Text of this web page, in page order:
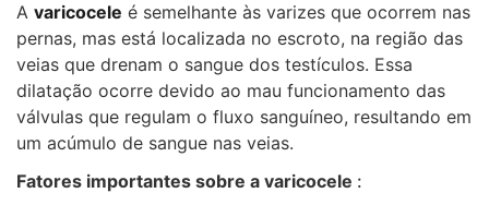
A varicocele é semelhante às varizes que ocorrem nas
pernas, mas está localizada no escroto, na região das
veias que drenam o sangue dos testículos. Essa
dilatação ocorre devido ao mau funcionamento das
válvulas que regulam o fluxo sanguíneo, resultando em
um acúmulo de sangue nas veias.
Fatores importantes sobre a varicocele :